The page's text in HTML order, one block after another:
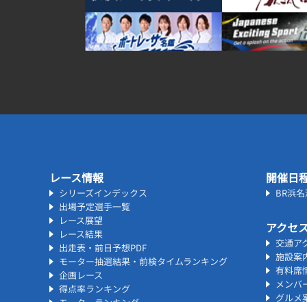
レース情報
シリーズインデックス
出場予定選手一覧
レース展望
レース結果
出走表・前日予想PDF
モーター抽選結果・前検タイムランキング
企画レース
得点率ランキング
開催日
BR浜
アクセ
交通ア
施設案
有料席
メンバ
グルメ